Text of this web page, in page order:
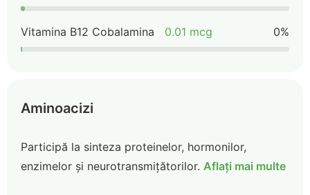
Vitamina B12 Cobalamina 0.01 mcg 0%
Aminoacizi
Participă la sinteza proteinelor, hormonilor,
enzimelor și neurotransmițătorilor. Aflați mai multe